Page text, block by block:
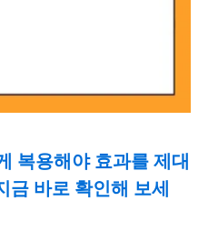
복용해야 효과를 제대
금 바로 확인해 보세